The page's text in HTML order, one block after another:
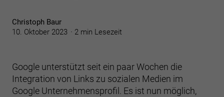
Christoph Baur
10. Oktober 2023
2 min Lesezeit
Google unterstützt seit ein paar Wochen die
Integration von Links zu sozialen Medien im
Google Unternehmensprofil. Es ist nun möglich,